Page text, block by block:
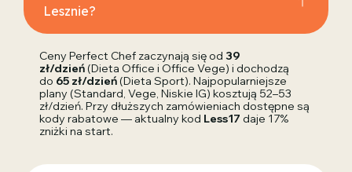
Lesznie?
Ceny Perfect Chef zaczynają się od 39
zł/dzień (Dieta Office i Office Vege) i dochodzą
do 65 zł/dzień (Dieta Sport). Najpopularniejsze
plany (Standard, Vege, Niskie IG) kosztują 52–53
zł/dzień. Przy dłuższych zamówieniach dostępne są
kody rabatowe — aktualny kod Less17 daje 17%
zniżki na start.